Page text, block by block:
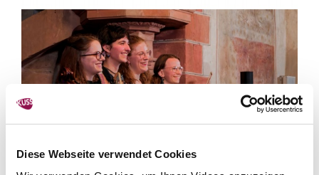
Diese Webseite verwendet Cookies